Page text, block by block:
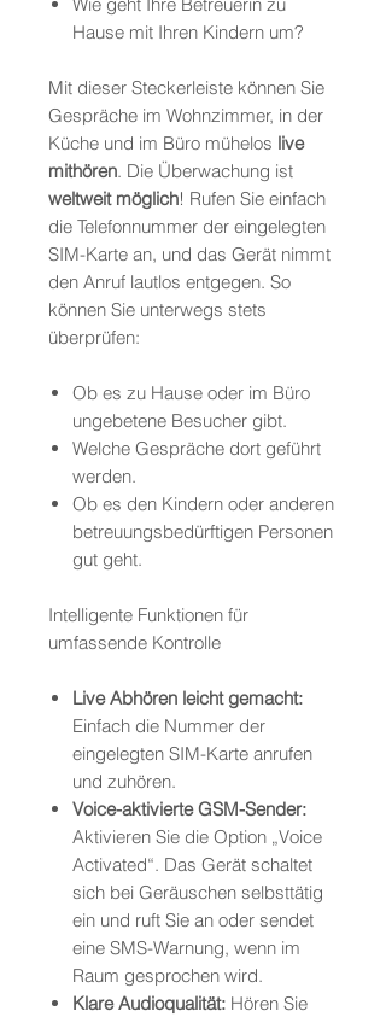
Wie geht Ihre Betreuerin zu
Hause mit Ihren Kindern um?
Mit dieser Steckerleiste können Sie
Gespräche im Wohnzimmer, in der
Küche und im Büro mühelos live
mithören. Die Überwachung ist
weltweit möglich! Rufen Sie einfach
die Telefonnummer der eingelegten
SIM-Karte an, und das Gerät nimmt
den Anruf lautlos entgegen. So
können Sie unterwegs stets
überprüfen:
Ob es zu Hause oder im Büro
ungebetene Besucher gibt.
Welche Gespräche dort geführt
werden.
Ob es den Kindern oder anderen
betreuungsbedürftigen Personen
gut geht.
Intelligente Funktionen für
umfassende Kontrolle
Live Abhören leicht gemacht:
Einfach die Nummer der
eingelegten SIM-Karte anrufen
und zuhören.
Voice-aktivierte GSM-Sender:
Aktivieren Sie die Option „Voice
Activated“. Das Gerät schaltet
sich bei Geräuschen selbsttätig
ein und ruft Sie an oder sendet
eine SMS-Warnung, wenn im
Raum gesprochen wird.
Klare Audioqualität: Hören Sie